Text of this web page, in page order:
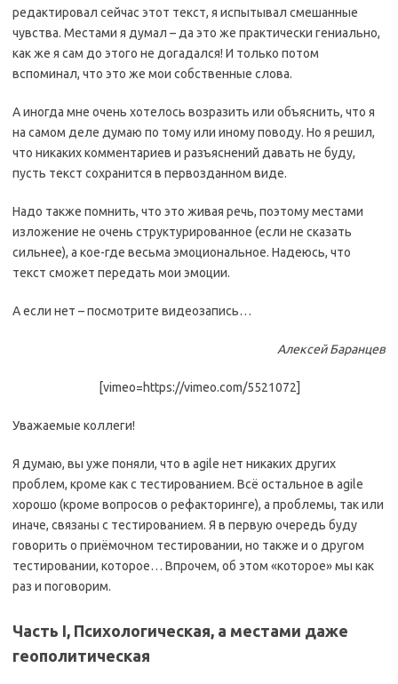
редактировал сейчас этот текст, я испытывал смешанные
чувства. Местами я думал – да это же практически гениально,
как же я сам до этого не догадался! И только потом
вспоминал, что это же мои собственные слова.
А иногда мне очень хотелось возразить или объяснить, что я
на самом деле думаю по тому или иному поводу. Но я решил,
что никаких комментариев и разъяснений давать не буду,
пусть текст сохранится в первозданном виде.
Надо также помнить, что это живая речь, поэтому местами
изложение не очень структурированное (если не сказать
сильнее), а кое-где весьма эмоциональное. Надеюсь, что
текст сможет передать мои эмоции.
А если нет – посмотрите видеозапись…
Алексей Баранцев
[vimeo=https://vimeo.com/5521072]
Уважаемые коллеги!
Я думаю, вы уже поняли, что в agile нет никаких других
проблем, кроме как с тестированием. Всё остальное в agile
хорошо (кроме вопросов о рефакторинге), а проблемы, так или
иначе, связаны с тестированием. Я в первую очередь буду
говорить о приёмочном тестировании, но также и о другом
тестировании, которое… Впрочем, об этом «которое» мы как
раз и поговорим.
Часть I, Психологическая, а местами даже
геополитическая